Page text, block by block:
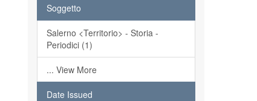
Soggetto
Salerno <Territorio> - Storia -
Periodici (1)
... View More
Date Issued